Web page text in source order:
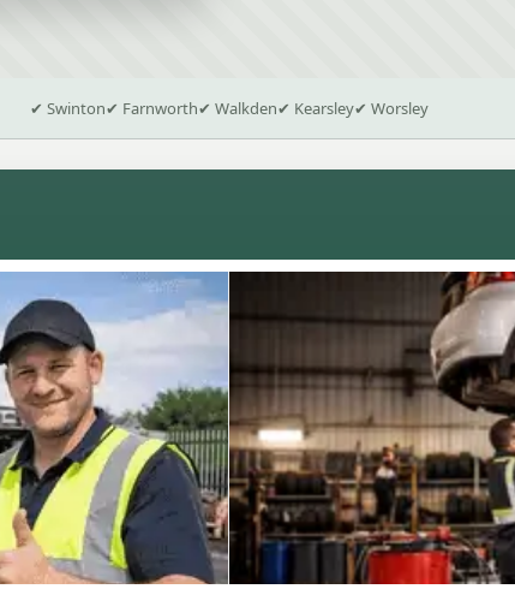
✔ Swinton✔ Farnworth✔ Walkden✔ Kearsley✔ Worsley